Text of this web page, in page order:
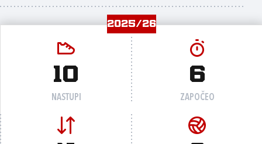
2025/26
10
NASTUPI
6
ZAPOČEO